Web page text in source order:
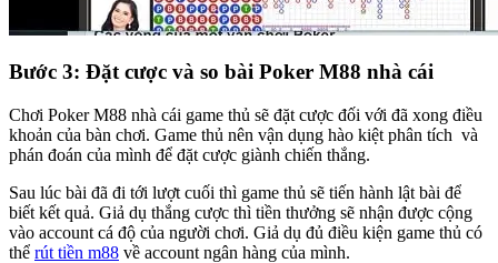
Bước 3: Đặt cược và so bài Poker M88 nhà cái
Chơi Poker M88 nhà cái game thủ sẽ đặt cược đối với đã xong điều
khoản của bàn chơi. Game thủ nên vận dụng hào kiệt phân tích và
phán đoán của mình để đặt cược giành chiến thắng.
Sau lúc bài đã đi tới lượt cuối thì game thủ sẽ tiến hành lật bài để
biết kết quả. Giả dụ thắng cược thì tiền thưởng sẽ nhận được cộng
vào account cá độ của người chơi. Giả dụ đủ điều kiện game thủ có
thể rút tiền m88 về account ngân hàng của mình.